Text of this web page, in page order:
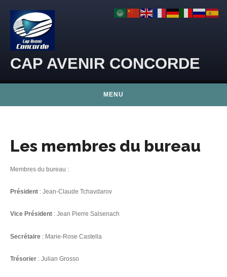
CAP AVENIR CONCORDE
MENU
Les membres du bureau
Membres du bureau :
Président : Jean-Claude Tchavdarov
Vice Président : Jean Pierre Salsenach
Secrétaire : Marie-Rose Castella
Trésorier : Julian Grosso